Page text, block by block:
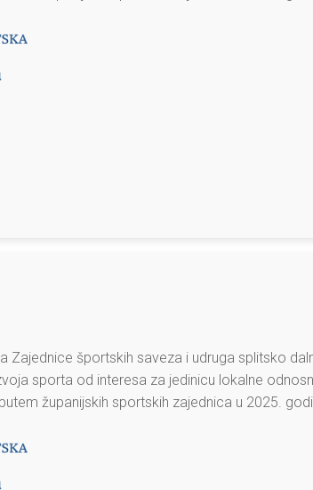
Zajednice športskih saveza i udruga splitsko
sporta od interesa za jedinicu lokalne
županijskih sportskih zajednica u 2025.